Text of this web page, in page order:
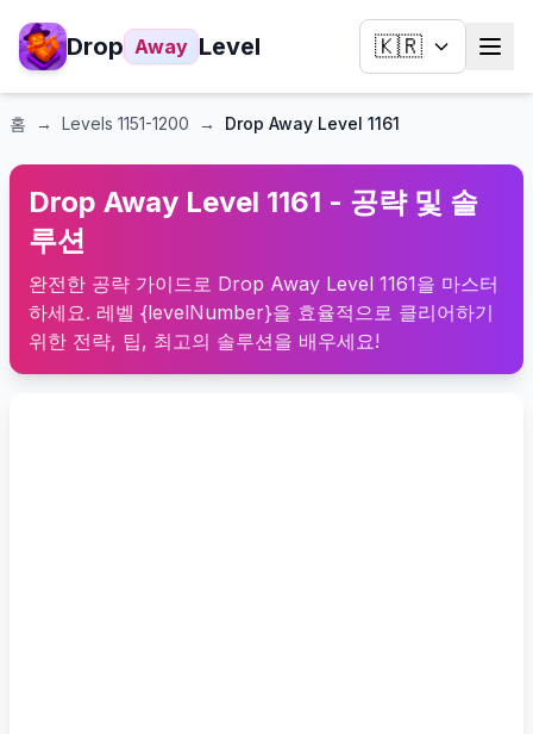
Drop Away Level 🇰🇷
홈 → Levels 1151-1200 → Drop Away Level 1161
Drop Away Level 1161 - 공략 및 솔
루션
완전한 공략 가이드로 Drop Away Level 1161을 마스터
하세요. 레벨 {levelNumber}을 효율적으로 클리어하기
위한 전략, 팁, 최고의 솔루션을 배우세요!